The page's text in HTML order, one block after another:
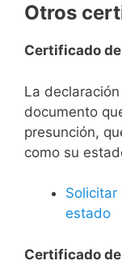
Otros
Certificado
La
documento
presunción,
como su
estado
Certificado